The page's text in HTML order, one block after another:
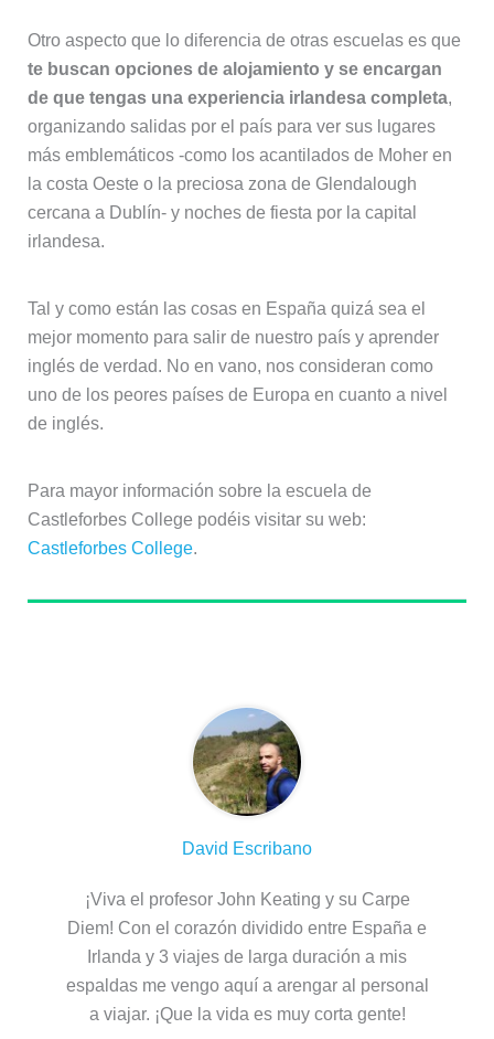
Otro aspecto que lo diferencia de otras escuelas es que
te buscan opciones de alojamiento y se encargan
de que tengas una experiencia irlandesa completa,
organizando salidas por el país para ver sus lugares
más emblemáticos -como los acantilados de Moher en
la costa Oeste o la preciosa zona de Glendalough
cercana a Dublín- y noches de fiesta por la capital
irlandesa.
Tal y como están las cosas en España quizá sea el
mejor momento para salir de nuestro país y aprender
inglés de verdad. No en vano, nos consideran como
uno de los peores países de Europa en cuanto a nivel
de inglés.
Para mayor información sobre la escuela de
Castleforbes College podéis visitar su web:
Castleforbes College.
David Escribano
¡Viva el profesor John Keating y su Carpe
Diem! Con el corazón dividido entre España e
Irlanda y 3 viajes de larga duración a mis
espaldas me vengo aquí a arengar al personal
a viajar. ¡Que la vida es muy corta gente!